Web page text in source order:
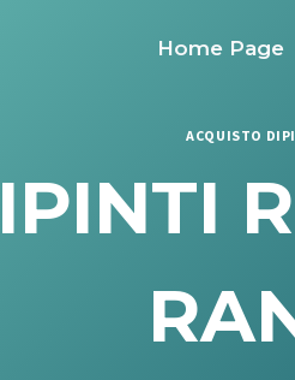
Home Page
ACQUISTO